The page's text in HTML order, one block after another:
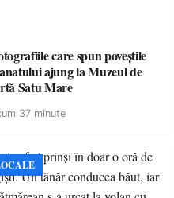
care spun poveștile
ajung la Muzeul de
Satu Mare
37 minute